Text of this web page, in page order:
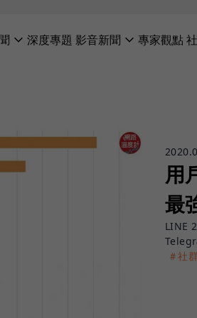
深度專題 影音新聞 專家觀點
用
最
LINE
＃社